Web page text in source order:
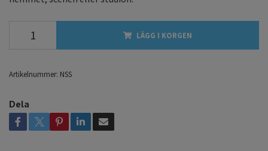
LÄGG I KORGEN
Artikelnummer: NSS
Dela